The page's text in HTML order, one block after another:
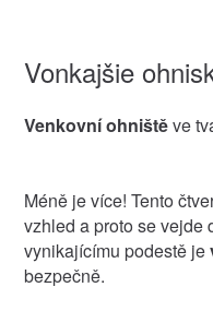
Vonkajšie
Venkovní ohništěve
Méně je více! Tento
vzhled a proto se vejde
vynikajícímu podestě je
bezpečně.